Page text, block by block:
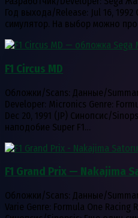
Год выхода/Release: Jul 16,
симулятор. На выбор можно
F1 Circus MD
Обложки/Scans: Данные/
Developer: Micronics Genre:
Dec 20, 1991 (JP) Синопсис/
наподобие Super F1…
F1 Grand Prix — Nakajima
Обложки/Scans: Данные/
Varie Genre: Formula One Racing